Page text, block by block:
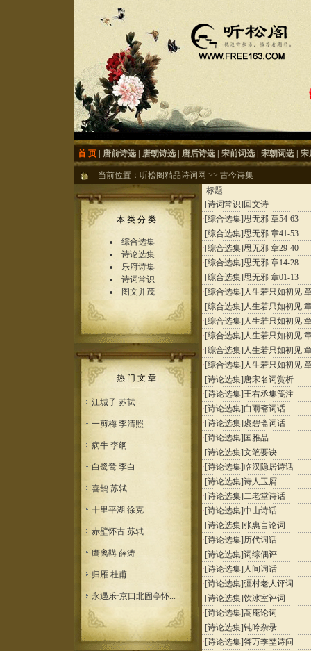
首 页 唐前诗选 唐朝诗选 唐后诗选 宋前词选 宋朝词选 宋
当前位置： 听松阁精品诗词网 >> 古今诗集
本 类 分 类
综合选集
诗论选集
乐府诗集
诗词常识
图文并茂
热 门 文 章
江城子 苏轼
一剪梅 李清照
病牛 李纲
白鹭鸶 李白
喜鹊 苏轼
十里平湖 徐克
赤壁怀古 苏轼
鹰离鞲 薛涛
归雁 杜甫
永遇乐·京口北固亭怀...
标题
·[诗词常识] 回文诗
·[综合选集]思无邪 章54-63
·[综合选集]思无邪 章41-53
·[综合选集]思无邪 章29-40
·[综合选集]思无邪 章14-28
·[综合选集]思无邪 章01-13
·[综合选集] 人生若只如初见
·[综合选集] 人生若只如初见
·[综合选集] 人生若只如初见
·[综合选集] 人生若只如初见
·[综合选集] 人生若只如初见
·[综合选集] 人生若只如初见
·[诗论选集]唐宋名词赏析
·[诗论选集]王右丞集笺注
·[诗论选集]白雨斋词话
·[诗论选集]褒碧斋词话
·[诗论选集] 国雅品
·[诗论选集]文笔要诀
·[诗论选集]临汉隐居诗话
·[诗论选集]诗人玉屑
·[诗论选集]二老堂诗话
·[诗论选集]中山诗话
·[诗论选集]张惠言论词
·[诗论选集]历代词话
·[诗论选集]词综偶评
·[诗论选集] 人间词话
·[诗论选集]彊村老人评词
·[诗论选集]饮冰室评词
·[诗论选集]蒿庵论词
·[诗论选集]钝吟杂录
·[诗论选集]答万季埜诗问